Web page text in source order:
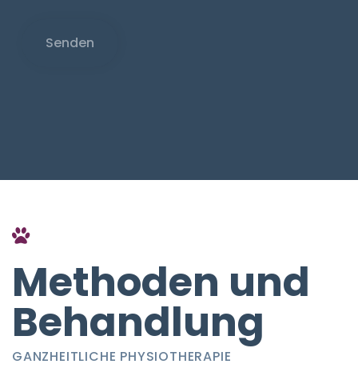
Senden
Methoden und
Behandlung
GANZHEITLICHE PHYSIOTHERAPIE